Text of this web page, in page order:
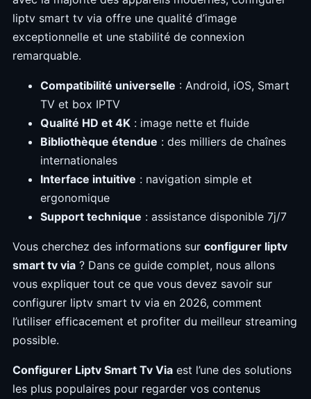
liptv smart tv via offre une qualité d’image
exceptionnelle et une stabilité de connexion
remarquable.
Compatibilité universelle : Android, iOS, Smart
TV et box IPTV
Qualité HD et 4K : image nette et fluide
Bibliothèque étendue : des milliers de chaînes
internationales
Interface intuitive : navigation simple et
ergonomique
Support technique : assistance disponible 7j/7
Vous cherchez des informations sur configurer liptv
smart tv via ? Dans ce guide complet, nous allons
vous expliquer tout ce que vous devez savoir sur
configurer liptv smart tv via en 2026, comment
l’utiliser efficacement et profiter du meilleur streaming
possible.
Configurer Liptv Smart Tv Via est l’une des solutions
les plus populaires pour regarder vos contenus